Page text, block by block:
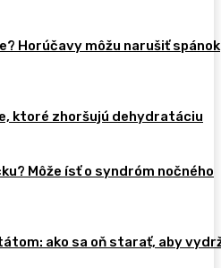
Horúčavy môžu narušiť spánok
ktoré zhoršujú dehydratáciu
Môže ísť o syndróm nočného
ako sa oň starať, aby